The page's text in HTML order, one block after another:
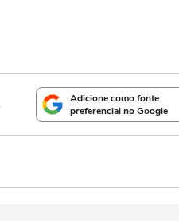
Adicione como fonte
preferencial no Google